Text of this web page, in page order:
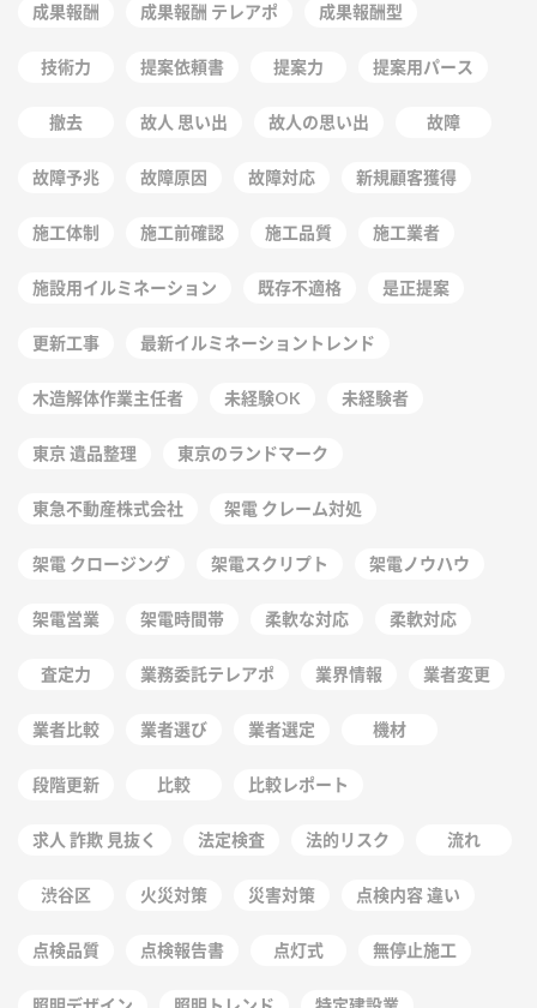
成果報酬 成果報酬 テレアポ 成果報酬型
技術力 提案依頼書 提案力 提案用パース
撤去 故人 思い出 故人の思い出 故障
故障予兆 故障原因 故障対応 新規顧客獲得
施工体制 施工前確認 施工品質 施工業者
施設用イルミネーション 既存不適格 是正提案
更新工事 最新イルミネーショントレンド
木造解体作業主任者 未経験OK 未経験者
東京 遺品整理 東京のランドマーク
東急不動産株式会社 架電 クレーム対処
架電 クロージング 架電スクリプト 架電ノウハウ
架電営業 架電時間帯 柔軟な対応 柔軟対応
査定力 業務委託テレアポ 業界情報 業者変更
業者比較 業者選び 業者選定 機材
段階更新 比較 比較レポート
求人 詐欺 見抜く 法定検査 法的リスク 流れ
渋谷区 火災対策 災害対策 点検内容 違い
点検品質 点検報告書 点灯式 無停止施工